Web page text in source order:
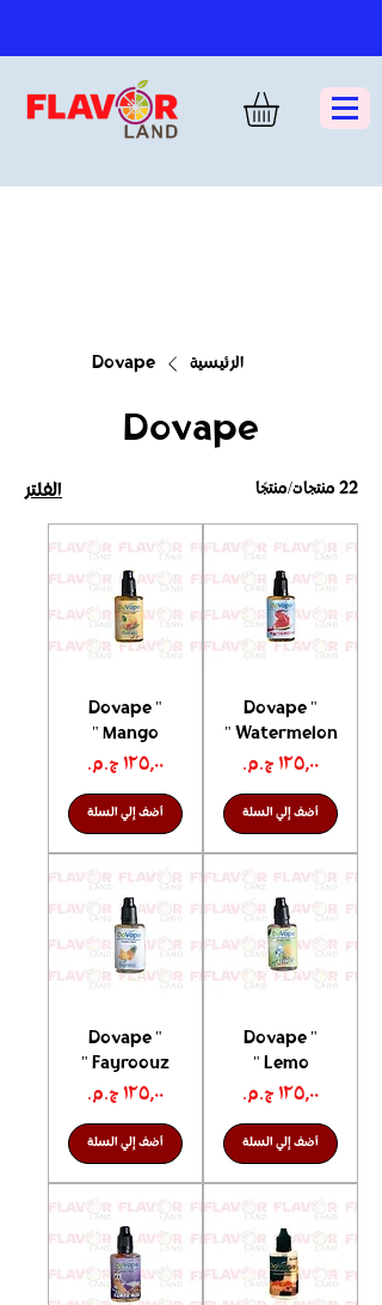
الرئيسية Dovape
Dovape
22 منتجات/منتجًا الفلتر
Dovape "
Watermelon "
السعر
أضف إلي السلة
Dovape "
Mango "
السعر
أضف إلي السلة
Dovape "
Lemo "
السعر
أضف إلي السلة
Dovape "
Fayroouz "
السعر
أضف إلي السلة